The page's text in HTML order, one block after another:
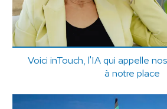
Voici inTouch, l'IA qui appelle
à notre place